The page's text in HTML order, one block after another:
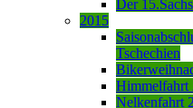
Der
2015
Tschechien
Himmelfahrt
Nelkenfahrt